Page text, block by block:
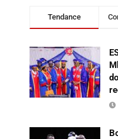
Tendance